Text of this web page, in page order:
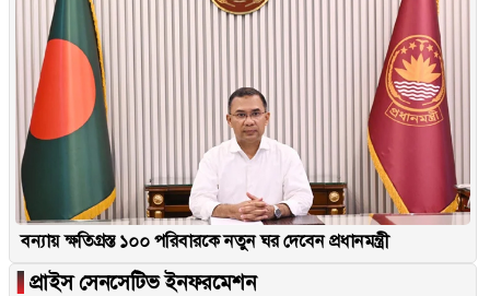
বন্যায় ক্ষতিগ্রস্ত ১০০ পরিবারকে নতুন ঘর দেবেন প্রধানমন্ত্রী
▐ প্রাইস সেনসেটিভ ইনফরমেশন